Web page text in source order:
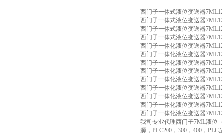
西门子一体式液位变送器
西门子一体式液位变送器
西门子一体式液位变送器
西门子一体式液位变送器
西门子一体化液位变送器
西门子一体化液位变送器
西门子一体化液位变送器
西门子一体化液位变送器
西门子一体化液位变送器
西门子一体化液位变送器
西门子一体化液位变送器
西门子一体化液位变送器
西门子一体化液位变送器
我司专业代理西门子7ML液位
源，PLC200，300，400，